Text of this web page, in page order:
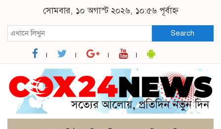
সোমবার, ১০ অগাস্ট ২০২৬, ১০:৫৬ পূর্বাহ্ন
Search